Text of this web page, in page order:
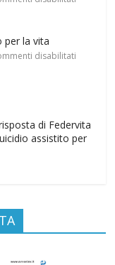
di Federvita
Membro della
Sciences 2026”
AL POPOLO
disabilitati